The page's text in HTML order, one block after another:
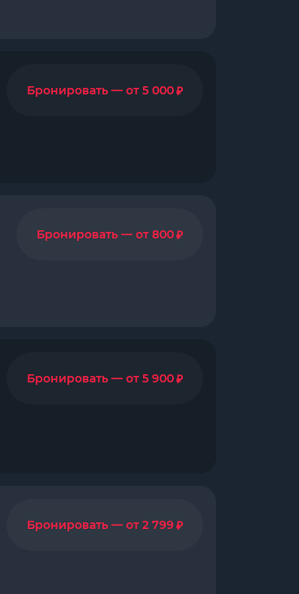
Бронировать — от 5 000₽
Бронировать — от 800₽
Бронировать — от 5 900₽
Бронировать — от 2 799₽